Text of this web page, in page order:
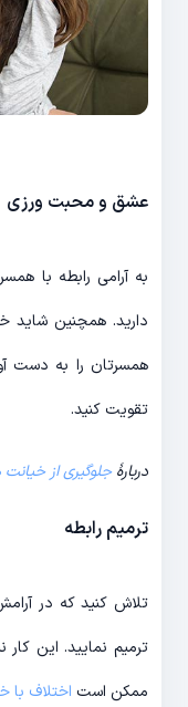
عشق و محبت ورزی
به آرامی رابطه با
دارید. همچنین
همسرتان را به دست
تقویت کنید.
دربارۀجلوگیری از
ترمیم رابطه
تلاش کنید که در
ترمیم نمایید. این
ممکن است اختلاف با